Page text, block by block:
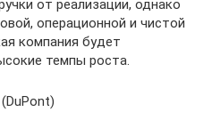
от реализации, однако
операционной и чистой
компания будет
темпы роста.